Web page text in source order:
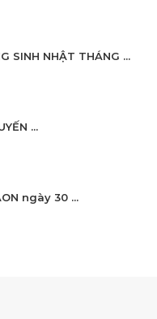
SINH NHẬT THÁNG ...
...
ngày 30 ...